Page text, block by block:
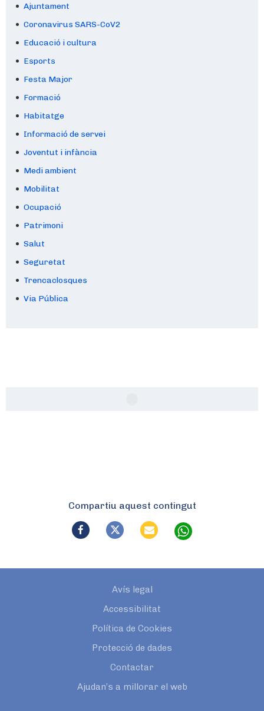
Ajuntament
Coronavirus SARS-CoV2
Educació i cultura
Esports
Festa Major
Formació
Habitatge
Informació de servei
Joventut i infància
Medi ambient
Mobilitat
Ocupació
Patrimoni
Salut
Seguretat
Trencaclosques
Via Pública
Compartiu aquest contingut
Avís legal
Accessibilitat
Política de Cookies
Protecció de dades
Contactar
Ajudan’s a millorar el web